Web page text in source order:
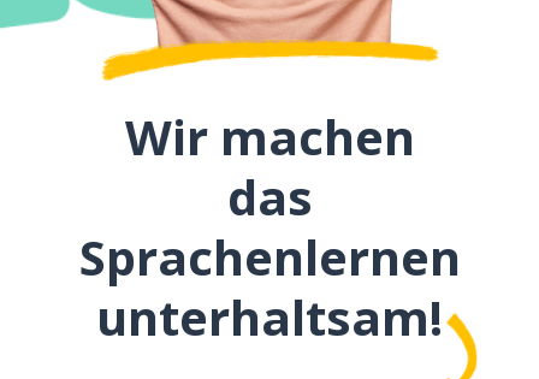
Wir machen
das
Sprachenlernen
unterhaltsam!